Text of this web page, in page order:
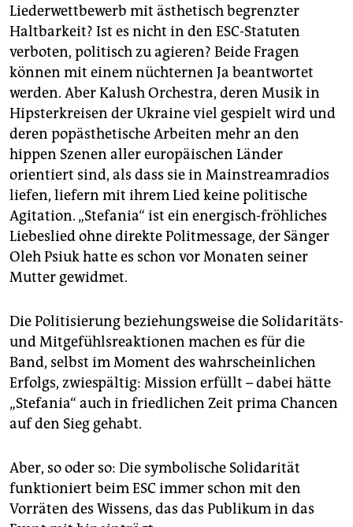
Liederwettbewerb mit ästhetisch begrenzter
Haltbarkeit? Ist es nicht in den ESC-Statuten
verboten, politisch zu agieren? Beide Fragen
können mit einem nüchternen Ja beantwortet
werden. Aber Kalush Orchestra, deren Musik in
Hipsterkreisen der Ukraine viel gespielt wird und
deren popästhetische Arbeiten mehr an den
hippen Szenen aller europäischen Länder
orientiert sind, als dass sie in Mainstreamradios
liefen, liefern mit ihrem Lied keine politische
Agitation. „Stefania“ ist ein energisch-fröhliches
Liebeslied ohne direkte Politmessage, der Sänger
Oleh Psiuk hatte es schon vor Monaten seiner
Mutter gewidmet.
Die Politisierung beziehungsweise die Solidaritäts-
und Mitgefühlsreaktionen machen es für die
Band, selbst im Moment des wahrscheinlichen
Erfolgs, zwiespältig: Mission erfüllt – dabei hätte
„Stefania“ auch in friedlichen Zeit prima Chancen
auf den Sieg gehabt.
Aber, so oder so: Die symbolische Solidarität
funktioniert beim ESC immer schon mit den
Vorräten des ­Wissens, das das Publikum in das